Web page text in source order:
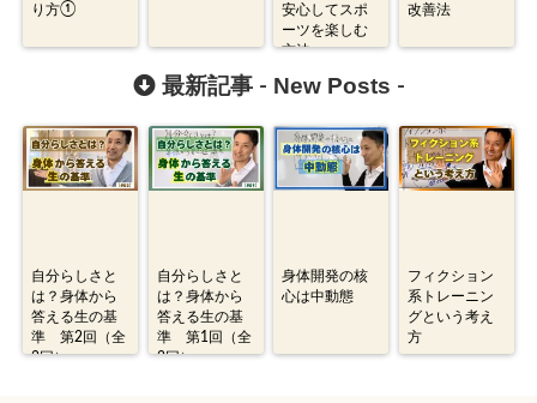
り方①
安心してスポ
ーツを楽しむ
方法
改善法
最新記事 - New Posts -
自分らしさと
は？身体から
答える生の基
準 第2回（全
2回）
自分らしさと
は？身体から
答える生の基
準 第1回（全
2回）
身体開発の核
心は中動態
フィクション
系トレーニン
グという考え
方